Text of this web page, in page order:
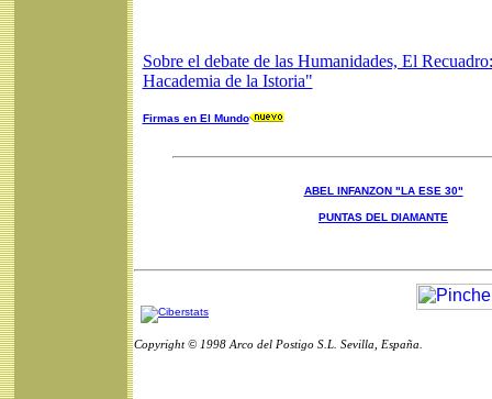
Sobre el debate de las Humanidades, El
Hacademia de la Istoria"
Firmas en El Mundo
ABEL INFANZON "LA ESE 30"
PUNTAS DEL DIAMANTE
Copyright © 1998 Arco del Postigo S.L. Sevilla, España.